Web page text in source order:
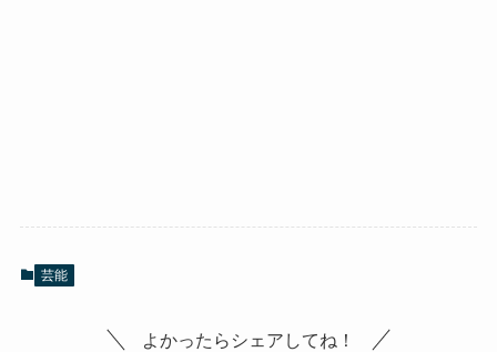
芸能
よかったらシェアしてね！